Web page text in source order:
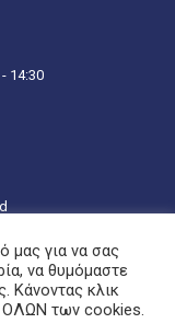
14:30
μας για να σας
να θυμόμαστε
Κάνοντας κλικ
ΟΛΩΝ των cookies.